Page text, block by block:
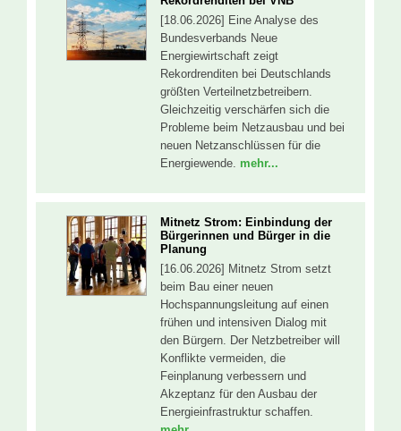
[18.06.2026] Eine Analyse des
Bundesverbands Neue
Energiewirtschaft zeigt
Rekordrenditen bei Deutschlands
größten Verteilnetzbetreibern.
Gleichzeitig verschärfen sich die
Probleme beim Netzausbau und bei
neuen Netzanschlüssen für die
Energiewende. mehr...
Mitnetz Strom: Einbindung der
Bürgerinnen und Bürger in die
Planung
[16.06.2026] Mitnetz Strom setzt
beim Bau einer neuen
Hochspannungsleitung auf einen
frühen und intensiven Dialog mit
den Bürgern. Der Netzbetreiber will
Konflikte vermeiden, die
Feinplanung verbessern und
Akzeptanz für den Ausbau der
Energieinfrastruktur schaffen.